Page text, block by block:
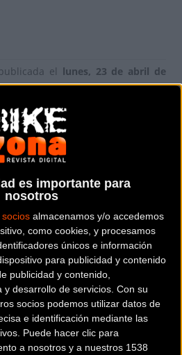
es importante para
nosotros
socios almacenamos y/o accedemos
como cookies, y procesamos
únicos e información
para publicidad y contenido
publicidad y contenido,
desarrollo de servicios. Con su
socios podemos utilizar datos de
e identificación mediante las
Puede hacer clic para
a nosotros y a nuestros 1538
el lunes, 23 de abril de
deBikezonaTV
ofrece accesorios muy útiles para
de bicicleta sin contratiempos,
nuevas luces BUSTER de 300 y
m de alcance respectivamente) y
II FLASH, (con la que serás visto
delanteras tienen 3 modos de luz
un soporte para que las
manillar.
de luz continua y un modo
para colocar la luz en la tija.
por medio del cable USB